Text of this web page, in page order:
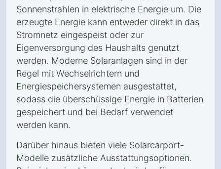
Sonnenstrahlen in elektrische Energie um. Die
erzeugte Energie kann entweder direkt in das
Stromnetz eingespeist oder zur
Eigenversorgung des Haushalts genutzt
werden. Moderne Solaranlagen sind in der
Regel mit Wechselrichtern und
Energiespeichersystemen ausgestattet,
sodass die überschüssige Energie in Batterien
gespeichert und bei Bedarf verwendet
werden kann.
Darüber hinaus bieten viele Solarcarport-
Modelle zusätzliche Ausstattungsoptionen.